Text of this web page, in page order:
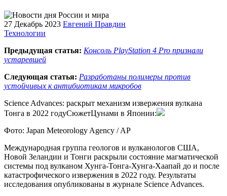
27 Декабрь 2023 Евгений Правдин
Технологии
Предыдущая статья: Консоль PlayStation 4 Pro признали
устаревшей
Следующая статья: Разработаны полимеры против
устойчивых к антибиотикам микробов
Science Advances: раскрыт механизм извержения вулкана
Тонга в 2022 годуСюжетЦунами в Японии:
Фото: Japan Meteorology Agency / AP
Международная группа геологов и вулканологов США,
Новой Зеландии и Тонги раскрыли состояние магматической
системы под вулканом Хунга-Тонга-Хунга-Хаапай до и после
катастрофического извержения в 2022 году. Результаты
исследования опубликованы в журнале Science Advances.